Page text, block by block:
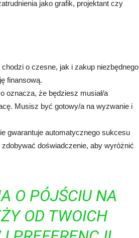
jako grafik, projektant czy
o czesne, jak i zakup niezbędnego
finansową.
oznacza, że będziesz musiał/a
Musisz być gotowy/a na wyzwanie i
gwarantuje automatycznego sukcesu
doświadczenie, aby wyróżnić
O PÓJŚCIU NA
OD TWOICH